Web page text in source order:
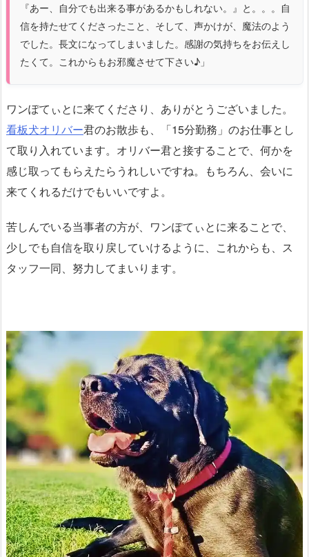
『あー、自分でも出来る事があるかもしれない。』と。。。自
信を持たせてくださったこと、そして、声かけが、魔法のよう
でした。長文になってしまいました。感謝の気持ちをお伝えし
たくて。これからもお邪魔させて下さい♪」
ワンぽてぃとに来てくださり、ありがとうございました。
看板犬オリバー君のお散歩も、「15分勤務」のお仕事とし
て取り入れています。オリバー君と接することで、何かを
感じ取ってもらえたらうれしいですね。もちろん、会いに
来てくれるだけでもいいですよ。
苦しんでいる当事者の方が、ワンぽてぃとに来ることで、
少しでも自信を取り戻していけるように、これからも、ス
タッフ一同、努力してまいります。